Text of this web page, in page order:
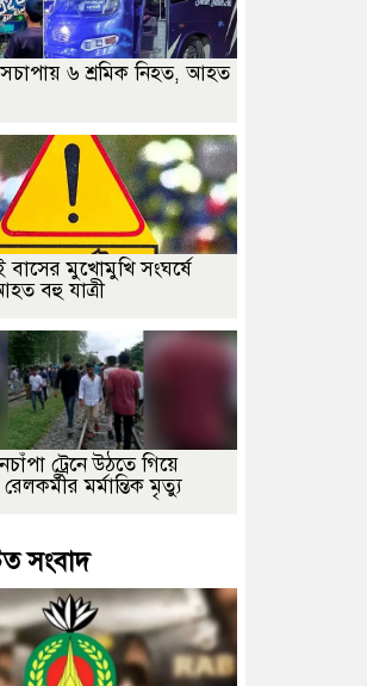
৬ শ্রমিক নিহত, আহত
বাসের মুখোমুখি সংঘর্ষে
বহু যাত্রী
ট্রেনে উঠতে গিয়ে
মর্মান্তিক মৃত্যু
সংবাদ